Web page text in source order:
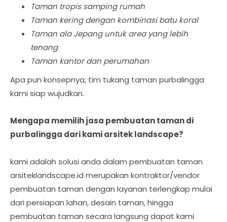
Taman tropis samping rumah
Taman kering dengan kombinasi batu koral
Taman ala Jepang untuk area yang lebih
tenang
Taman kantor dan perumahan
Apa pun konsepnya, tim tukang taman purbalingga
kami siap wujudkan.
Mengapa memilih jasa pembuatan taman di
purbalingga dari kami arsitek landscape?
kami adalah solusi anda dalam pembuatan taman
arsiteklandscape.id merupakan kontraktor/vendor
pembuatan taman dengan layanan terlengkap mulai
dari persiapan lahan, desain taman, hingga
pembuatan taman secara langsung dapat kami